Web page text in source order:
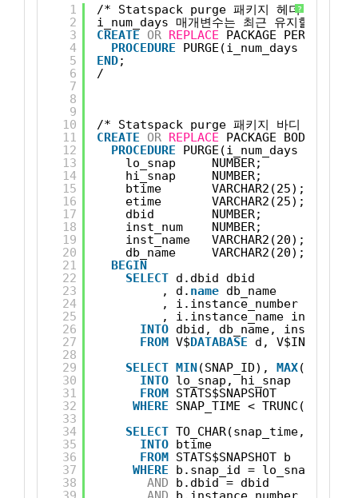
?
1
2
3
4
5
6
7
8
9
10
11
12
13
14
15
16
17
18
19
20
21
22
23
24
25
26
27
28
29
30
31
32
33
34
35
36
37
38
/* Statspack purge 패키지 헤더 생성
i_num_days 매개변수는 최근 유지할 날짜
CREATE
OR REPLACE
PACKAGE
PROCEDURE
PURGE(i_num_days
END;
/
/* Statspack purge 패키지 바디 생성 */
CREATE
OR REPLACE
PACKAGE BODY
PROCEDURE
PURGE(i_num_days
lo_snap     NUMBER;
hi_snap     NUMBER;
btime       VARCHAR2(25);
etime       VARCHAR2(25);
dbid        NUMBER;
inst_num    NUMBER;
inst_name   VARCHAR2(20);
db_name     VARCHAR2(20);
BEGIN
SELECT d.dbid dbid
, d. name db_name
, i.instance_number
, i.instance_name inst_name
INTO dbid, db_name, inst_num,
FROM V$DATABASE
d,
SELECT MIN(SNAP_ID), MAX
INTO lo_snap, hi_snap
FROM STATS$SNAPSHOT
WHERE
SNAP_TIME <
SELECT TO_CHAR(snap_time,
INTO btime
FROM STATS$SNAPSHOT b
WHERE
b.snap_id = lo_snap
AND
b.dbid = dbid